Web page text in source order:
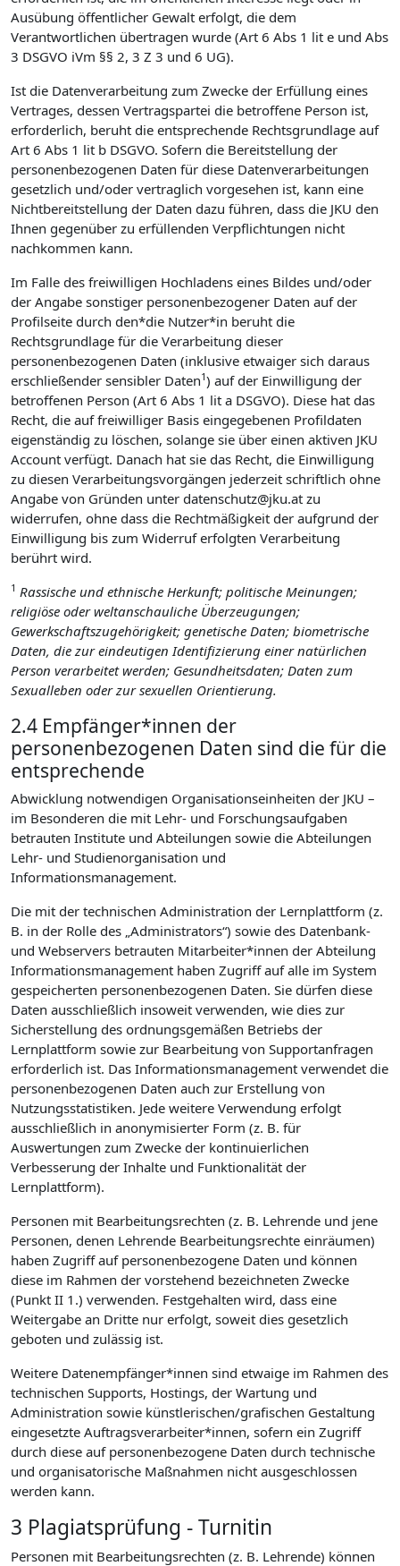
Ausübung öffentlicher Gewalt erfolgt, die dem
Verantwortlichen übertragen wurde (Art 6 Abs 1 lit e und Abs
3 DSGVO iVm §§ 2, 3 Z 3 und 6 UG).
Ist die Datenverarbeitung zum Zwecke der Erfüllung eines
Vertrages, dessen Vertragspartei die betroffene Person ist,
erforderlich, beruht die entsprechende Rechtsgrundlage auf
Art 6 Abs 1 lit b DSGVO. Sofern die Bereitstellung der
personenbezogenen Daten für diese Datenverarbeitungen
gesetzlich und/oder vertraglich vorgesehen ist, kann eine
Nichtbereitstellung der Daten dazu führen, dass die JKU den
Ihnen gegenüber zu erfüllenden Verpflichtungen nicht
nachkommen kann.
Im Falle des freiwilligen Hochladens eines Bildes und/oder
der Angabe sonstiger personenbezogener Daten auf der
Profilseite durch den*die Nutzer*in beruht die
Rechtsgrundlage für die Verarbeitung dieser
personenbezogenen Daten (inklusive etwaiger sich daraus
erschließender sensibler Daten1) auf der Einwilligung der
betroffenen Person (Art 6 Abs 1 lit a DSGVO). Diese hat das
Recht, die auf freiwilliger Basis eingegebenen Profildaten
eigenständig zu löschen, solange sie über einen aktiven JKU
Account verfügt. Danach hat sie das Recht, die Einwilligung
zu diesen Verarbeitungsvorgängen jederzeit schriftlich ohne
Angabe von Gründen unter datenschutz@jku.at zu
widerrufen, ohne dass die Rechtmäßigkeit der aufgrund der
Einwilligung bis zum Widerruf erfolgten Verarbeitung
berührt wird.
1 Rassische und ethnische Herkunft; politische Meinungen;
religiöse oder weltanschauliche Überzeugungen;
Gewerkschaftszugehörigkeit; genetische Daten; biometrische
Daten, die zur eindeutigen Identifizierung einer natürlichen
Person verarbeitet werden; Gesundheitsdaten; Daten zum
Sexualleben oder zur sexuellen Orientierung.
2.4 Empfänger*innen der
personenbezogenen Daten sind die für die
entsprechende
Abwicklung notwendigen Organisationseinheiten der JKU –
im Besonderen die mit Lehr- und Forschungsaufgaben
betrauten Institute und Abteilungen sowie die Abteilungen
Lehr- und Studienorganisation und
Informationsmanagement.
Die mit der technischen Administration der Lernplattform (z.
B. in der Rolle des „Administrators“) sowie des Datenbank-
und Webservers betrauten Mitarbeiter*innen der Abteilung
Informationsmanagement haben Zugriff auf alle im System
gespeicherten personenbezogenen Daten. Sie dürfen diese
Daten ausschließlich insoweit verwenden, wie dies zur
Sicherstellung des ordnungsgemäßen Betriebs der
Lernplattform sowie zur Bearbeitung von Supportanfragen
erforderlich ist. Das Informationsmanagement verwendet die
personenbezogenen Daten auch zur Erstellung von
Nutzungsstatistiken. Jede weitere Verwendung erfolgt
ausschließlich in anonymisierter Form (z. B. für
Auswertungen zum Zwecke der kontinuierlichen
Verbesserung der Inhalte und Funktionalität der
Lernplattform).
Personen mit Bearbeitungsrechten (z. B. Lehrende und jene
Personen, denen Lehrende Bearbeitungsrechte einräumen)
haben Zugriff auf personenbezogene Daten und können
diese im Rahmen der vorstehend bezeichneten Zwecke
(Punkt II 1.) verwenden. Festgehalten wird, dass eine
Weitergabe an Dritte nur erfolgt, soweit dies gesetzlich
geboten und zulässig ist.
Weitere Datenempfänger*innen sind etwaige im Rahmen des
technischen Supports, Hostings, der Wartung und
Administration sowie künstlerischen/grafischen Gestaltung
eingesetzte Auftragsverarbeiter*innen, sofern ein Zugriff
durch diese auf personenbezogene Daten durch technische
und organisatorische Maßnahmen nicht ausgeschlossen
werden kann.
3 Plagiatsprüfung - Turnitin
Personen mit Bearbeitungsrechten (z. B. Lehrende) können